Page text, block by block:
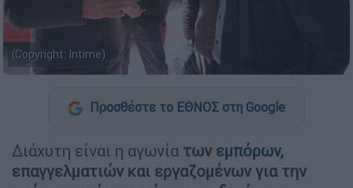
(Copyright: Intime)
Προσθέστε το ΕΘΝΟΣ στη Google
Διάχυτη είναι η αγωνία των εμπόρων,
επαγγελματιών και εργαζομένων για την